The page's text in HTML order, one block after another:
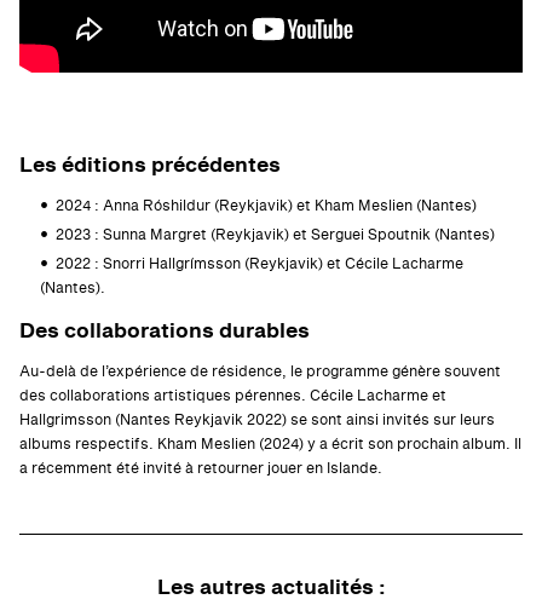
Les éditions précédentes
2024 : Anna Róshildur (Reykjavik) et Kham Meslien (Nantes)
2023 : Sunna Margret (Reykjavik) et Serguei Spoutnik (Nantes)
2022 : Snorri Hallgrímsson (Reykjavik) et Cécile Lacharme
(Nantes).
Des collaborations durables
Au-delà de l’expérience de résidence, le programme génère souvent
des collaborations artistiques pérennes. Cécile Lacharme et
Hallgrimsson (Nantes Reykjavik 2022) se sont ainsi invités sur leurs
albums respectifs. Kham Meslien (2024) y a écrit son prochain album. Il
a récemment été invité à retourner jouer en Islande.
Les autresactualités :